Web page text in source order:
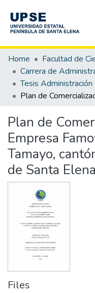
Communities &
All of DSpace
Statistics
Home
Plan de
Empresa
Tamayo,
de Santa
Files